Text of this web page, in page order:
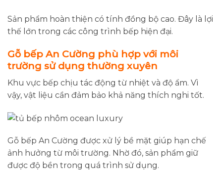
Sản phẩm hoàn thiện có tính đồng bộ cao. Đây là lợi
thế lớn trong các công trình bếp hiện đại.
Gỗ bếp An Cường phù hợp với môi
trường sử dụng thường xuyên
Khu vực bếp chịu tác động từ nhiệt và độ ẩm. Vì
vậy, vật liệu cần đảm bảo khả năng thích nghi tốt.
Gỗ bếp An Cường được xử lý bề mặt giúp hạn chế
ảnh hưởng từ môi trường. Nhờ đó, sản phẩm giữ
được độ bền trong quá trình sử dụng.